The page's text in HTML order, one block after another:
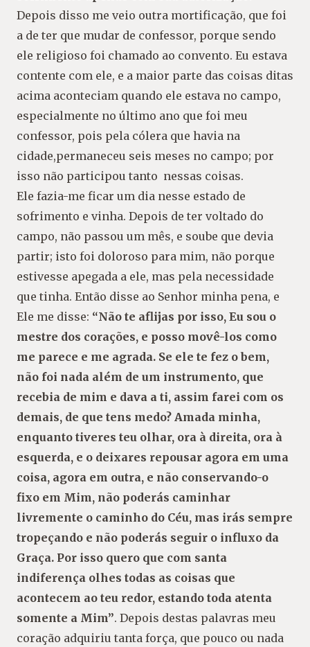
Depois disso me veio outra mortificação, que foi
a de ter que mudar de confessor, porque sendo
ele religioso foi chamado ao convento. Eu estava
contente com ele, e a maior parte das coisas ditas
acima aconteciam quando ele estava no campo,
especialmente no último ano que foi meu
confessor, pois pela cólera que havia na
cidade,permaneceu seis meses no campo; por
isso não participou tanto nessas coisas.
Ele fazia-me ficar um dia nesse estado de
sofrimento e vinha. Depois de ter voltado do
campo, não passou um mês, e soube que devia
partir; isto foi doloroso para mim, não porque
estivesse apegada a ele, mas pela necessidade
que tinha. Então disse ao Senhor minha pena, e
Ele me disse: “Não te aflijas por isso, Eu sou o
mestre dos corações, e posso movê-los como
me parece e me agrada. Se ele te fez o bem,
não foi nada além de um instrumento, que
recebia de mim e dava a ti, assim farei com os
demais, de que tens medo? Amada minha,
enquanto tiveres teu olhar, ora à direita, ora à
esquerda, e o deixares repousar agora em uma
coisa, agora em outra, e não conservando-o
fixo em Mim, não poderás caminhar
livremente o caminho do Céu, mas irás sempre
tropeçando e não poderás seguir o influxo da
Graça. Por isso quero que com santa
indiferença olhes todas as coisas que
acontecem ao teu redor, estando toda atenta
somente a Mim”. Depois destas palavras meu
coração adquiriu tanta força, que pouco ou nada